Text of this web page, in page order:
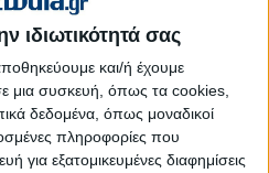
ιδιωτικότητά σας
και/ή έχουμε
μια συσκευή, όπως τα cookies,
δεδομένα, όπως μοναδικοί
πληροφορίες που
για εξατομικευμένες διαφημίσεις
σχέσεις αποκτούν γερά
σχηματίζει εξάγωνο με τον
που φέρνει σταθερότητα,
θετικές εξελίξεις στις σχέσεις.